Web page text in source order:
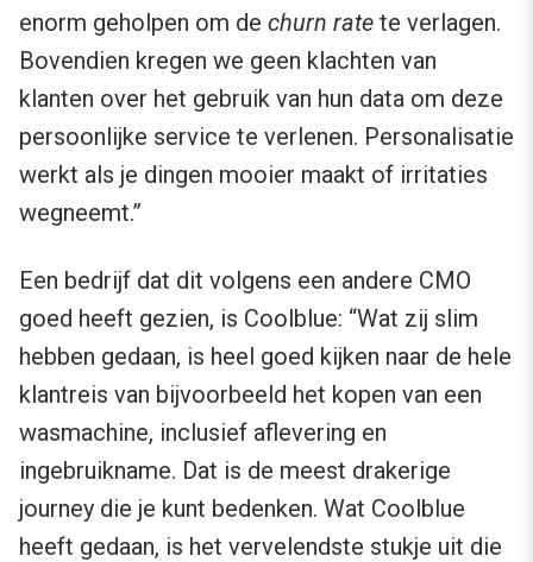
enorm geholpen om de churn rate te verlagen.
Bovendien kregen we geen klachten van
klanten over het gebruik van hun data om deze
persoonlijke service te verlenen. Personalisatie
werkt als je dingen mooier maakt of irritaties
wegneemt.”
Een bedrijf dat dit volgens een andere CMO
goed heeft gezien, is Coolblue: “Wat zij slim
hebben gedaan, is heel goed kijken naar de hele
klantreis van bijvoorbeeld het kopen van een
wasmachine, inclusief aflevering en
ingebruikname. Dat is de meest drakerige
journey die je kunt bedenken. Wat Coolblue
heeft gedaan, is het vervelendste stukje uit die